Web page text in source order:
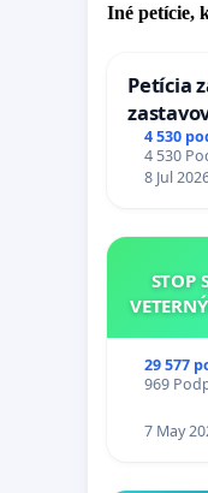
Iné petície,
Petícia
Expres
stanici
4 530
4 530
8 Jul
STOP
29 577
969
7 May